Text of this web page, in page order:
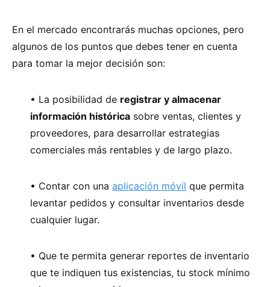
En el mercado encontrarás muchas opciones, pero
algunos de los puntos que debes tener en cuenta
para tomar la mejor decisión son:
• La posibilidad de registrar y almacenar
información histórica sobre ventas, clientes y
proveedores, para desarrollar estrategias
comerciales más rentables y de largo plazo.
• Contar con una aplicación móvil que permita
levantar pedidos y consultar inventarios desde
cualquier lugar.
• Que te permita generar reportes de inventario
que te indiquen tus existencias, tu stock mínimo